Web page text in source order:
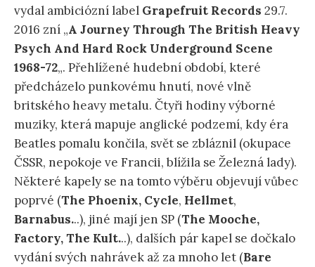
vydal ambiciózní label Grapefruit Records 29.7.
2016 zní „A Journey Through The British Heavy
Psych And Hard Rock Underground Scene
1968-72„. Přehlížené hudební období, které
předcházelo punkovému hnutí, nové vlně
britského heavy metalu. Čtyři hodiny výborné
muziky, která mapuje anglické podzemí, kdy éra
Beatles pomalu končila, svět se zbláznil (okupace
ČSSR, nepokoje ve Francii, blížila se Železná lady).
Některé kapely se na tomto výběru objevují vůbec
poprvé (The Phoenix, Cycle, Hellmet,
Barnabus...), jiné mají jen SP (The Mooche,
Factory, The Kult...), dalších pár kapel se dočkalo
vydání svých nahrávek až za mnoho let (Bare